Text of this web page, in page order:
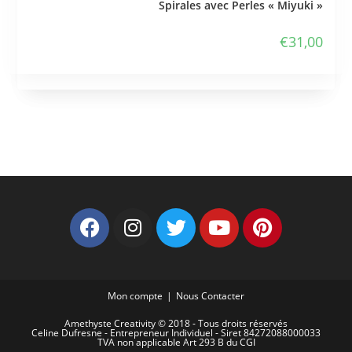
Spirales avec Perles « Miyuki »
€31,00
Mon compte Nous Contacter
Amethyste Creativity © 2018 - Tous droits réservés
Celine Dufresne - Entrepreneur Individuel - Siret 84272088000033
TVA non applicable Art 293 B du CGI